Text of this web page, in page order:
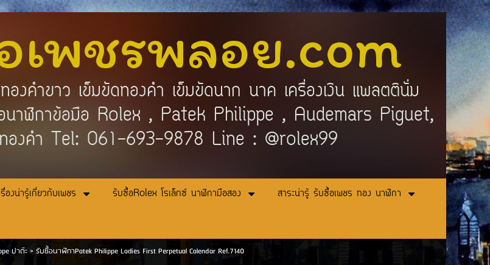
เพชรพลอย.com
งคำขาว เข็มขัดทองคำ เข็มขัดนาก นาค เครื่องเงิน แพลตตินั่ม
อนาฬิกาข้อมือ Rolex , Patek Philippe , Audemars Piguet,
ทองคำ Tel: 061-693-9878 Line : @rolex99
รื่องน่ารู้เกี่ยวกับเพชร รับซื้อRolex โรเล็กซ์ นาฬิกามือสอง สาระน่ารู้ รับซื้อเพชร ทอง นาฬิกา
ปาต๊ะ> รับซื้อนาฬิกาPatek Philippe Ladies First Perpetual Calendar Ref.7140